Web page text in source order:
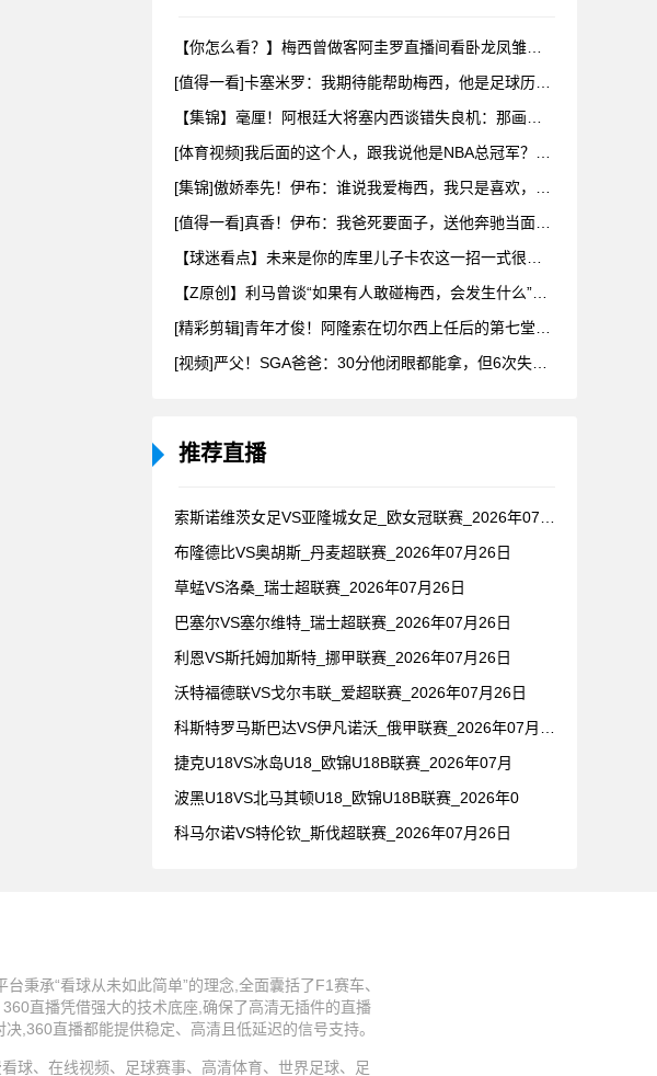
推荐直播
布隆德比VS奥胡斯_丹麦超联赛_2026年07月26日
草蜢VS洛桑_瑞士超联赛_2026年07月26日
巴塞尔VS塞尔维特_瑞士超联赛_2026年07月26日
利恩VS斯托姆加斯特_挪甲联赛_2026年07月26日
沃特福德联VS戈尔韦联_爱超联赛_2026年07月26日
捷克U18VS冰岛U18_欧锦U18B联赛_2026年07月
波黑U18VS北马其顿U18_欧锦U18B联赛_2026年0
科马尔诺VS特伦钦_斯伐超联赛_2026年07月26日
秉承“看球从未如此简单”的理念,全面囊括了F1赛车、
直播凭借强大的技术底座,确保了高清无插件的直播
,360直播都能提供稳定、高清且低延迟的信号支持。
球、在线视频、足球赛事、高清体育、世界足球、足